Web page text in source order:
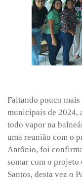
Faltando pouco mais
municipais de 2024,
todo vapor na
uma reunião com o
Antônio, foi
somar com o
Santos, desta vez o